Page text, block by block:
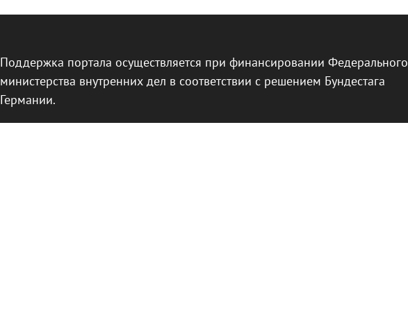
Поддержка портала осуществляется при финансировании Федерального
министерства внутренних дел в соответствии с решением Бундестага
Германии.